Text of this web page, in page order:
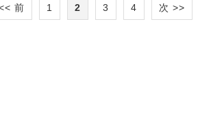
前 1 2 3 4 次 >>